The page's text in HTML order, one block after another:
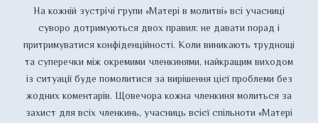
На кожній зустрічі групи «Матері в молитві» всі учасниці
суворо дотримуються двох правил: не давати порад і
притримуватися конфіденційності. Коли виникають труднощі
та суперечки між окремими членкинями, найкращим виходом
із ситуації буде помолитися за вирішення цієї проблеми без
жодних коментарів. Щовечора кожна членкиня молиться за
захист для всіх членкинь, учасниць всієї спільноти «Матері